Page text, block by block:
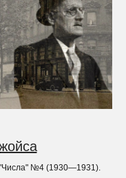
№4 (1930—1931).